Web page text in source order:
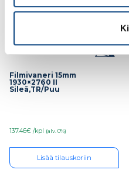
Filmivaneri 15mm
1930×2760 II
Sileä,TR/Puu
137.46€ /kpl (alv. 0%)
Lisää tilauskoriin